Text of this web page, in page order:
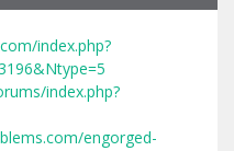
index.php?
index.php?
engorged-